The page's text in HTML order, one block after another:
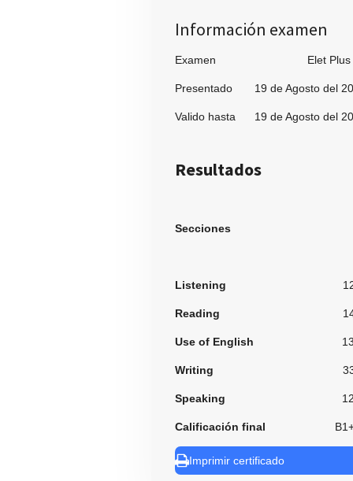
Información examen
Examen Elet Plus
Presentado 19 de Agosto del
Valido hasta 19 de Agosto del
Resultados
Secciones
Listening
Reading
Use of English 13
Writing
Speaking 12
Calificación final
Imprimir certificado